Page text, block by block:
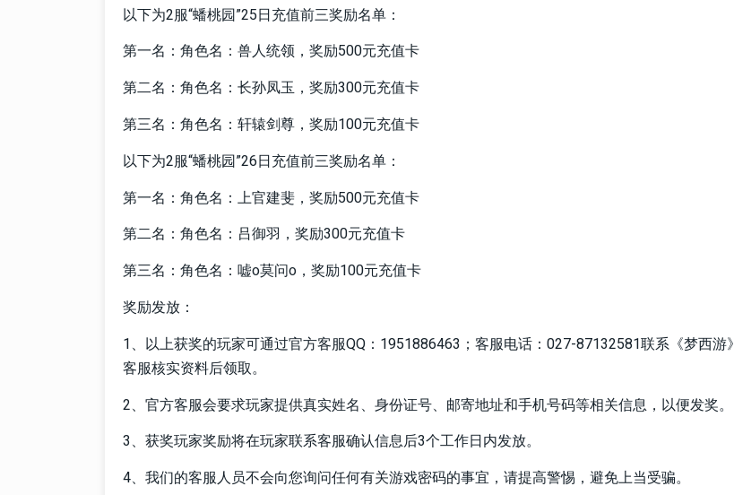
以下为2服“蟠桃园”25日充值前三奖励名单：
第一名：角色名：兽人统领，奖励500元充值卡
第二名：角色名：长孙凤玉，奖励300元充值卡
第三名：角色名：轩辕剑尊，奖励100元充值卡
以下为2服“蟠桃园”26日充值前三奖励名单：
第一名：角色名：上官建斐，奖励500元充值卡
第二名：角色名：吕御羽，奖励300元充值卡
第三名：角色名：嘘o莫问o，奖励100元充值卡
奖励发放：
1、以上获奖的玩家可通过官方客服QQ：1951886463；客服电话：027-87132581联系《梦西游》
客服核实资料后领取。
2、官方客服会要求玩家提供真实姓名、身份证号、邮寄地址和手机号码等相关信息，以便发奖。
3、获奖玩家奖励将在玩家联系客服确认信息后3个工作日内发放。
4、我们的客服人员不会向您询问任何有关游戏密码的事宜，请提高警惕，避免上当受骗。